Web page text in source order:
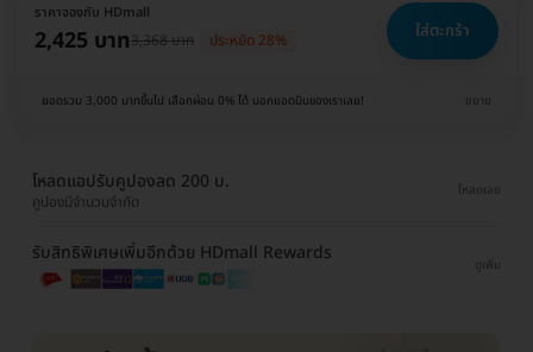
ราคาจองกับ HDmall
2,425 บาท3,368 บาท ประหยัด 28% ใส่ตะกร้า
ยอดรวม 3,000 บาทขึ้นไป เลือกผ่อน 0% ได้ บอกแอดมินของเราเลย! ขยาย
โหลดแอปรับคูปองลด 200 บ.
คูปองมีจำนวนจำกัด
โหลดเลย
รับสิทธิพิเศษเพิ่มอีกด้วย HDmall Rewards
ดูเพิ่ม